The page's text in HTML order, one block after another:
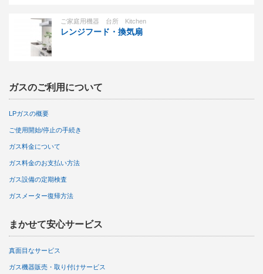
ご家庭用機器 台所 Kitchen
レンジフード・換気扇
ガスのご利用について
LPガスの概要
ご使用開始/停止の手続き
ガス料金について
ガス料金のお支払い方法
ガス設備の定期検査
ガスメーター復帰方法
まかせて安心サービス
真面目なサービス
ガス機器販売・取り付けサービス